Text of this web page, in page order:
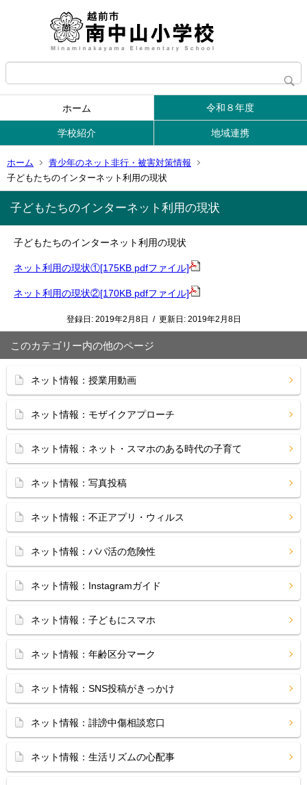
ホーム 令和８年度
学校紹介 地域連携
ホーム
青少年のネット非行・被害対策情報
子どもたちのインターネット利用の現状
子どもたちのインターネット利用の現状
子どもたちのインターネット利用の現状
ネット利用の現状①[175KB pdfファイル]
ネット利用の現状②[170KB pdfファイル]
登録日: 2019年2月8日 / 更新日: 2019年2月8日
このカテゴリー内の他のページ
ネット情報：授業用動画
ネット情報：モザイクアプローチ
ネット情報：ネット・スマホのある時代の子育て
ネット情報：写真投稿
ネット情報：不正アプリ・ウィルス
ネット情報：パパ活の危険性
ネット情報：Instagramガイド
ネット情報：子どもにスマホ
ネット情報：年齢区分マーク
ネット情報：SNS投稿がきっかけ
ネット情報：誹謗中傷相談窓口
ネット情報：生活リズムの心配事